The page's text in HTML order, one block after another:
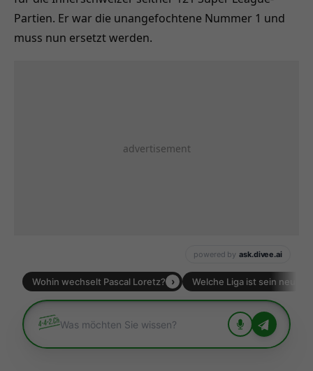
Partien. Er war die unangefochtene Nummer 1 und
muss nun ersetzt werden.